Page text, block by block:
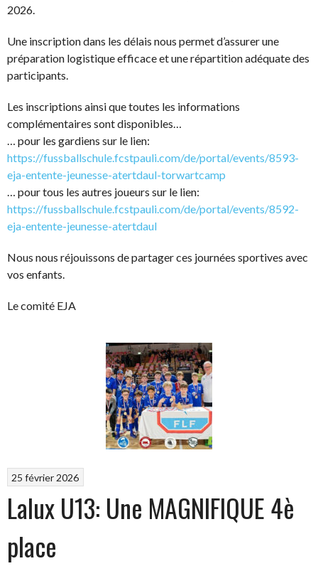
2026.
Une inscription dans les délais nous permet d’assurer une
préparation logistique efficace et une répartition adéquate des
participants.
Les inscriptions ainsi que toutes les informations
complémentaires sont disponibles…
… pour les gardiens sur le lien:
https://fussballschule.fcstpauli.com/de/portal/events/8593-
eja-entente-jeunesse-atertdaul-torwartcamp
… pour tous les autres joueurs sur le lien:
https://fussballschule.fcstpauli.com/de/portal/events/8592-
eja-entente-jeunesse-atertdaul
Nous nous réjouissons de partager ces journées sportives avec
vos enfants.
Le comité EJA
25 février 2026
Lalux U13: Une MAGNIFIQUE 4è
place